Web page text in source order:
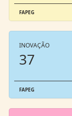
FAPEG
INOVAÇÃO
37
FAPEG